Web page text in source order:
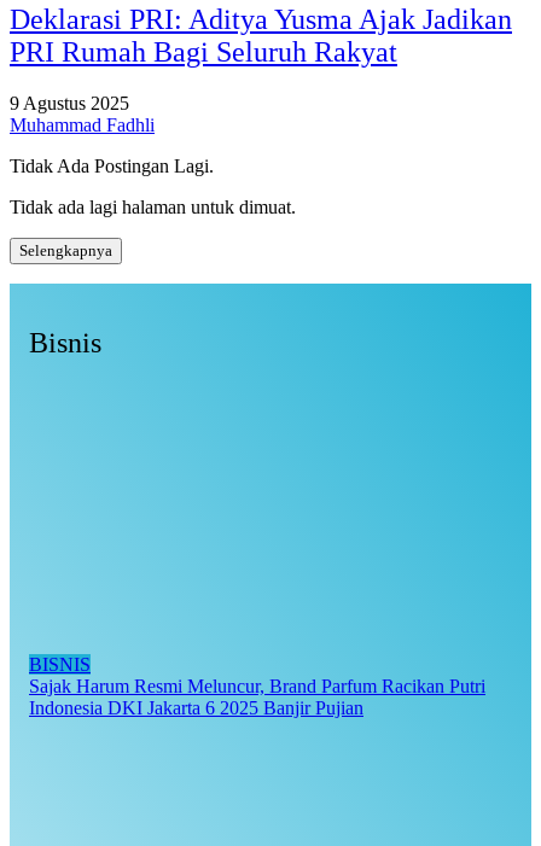
Deklarasi PRI: Aditya Yusma Ajak Jadikan
PRI Rumah Bagi Seluruh Rakyat
9 Agustus 2025
Muhammad Fadhli
Tidak Ada Postingan Lagi.
Tidak ada lagi halaman untuk dimuat.
Selengkapnya
Bisnis
BISNIS
Sajak Harum Resmi Meluncur, Brand Parfum Racikan Putri
Indonesia DKI Jakarta 6 2025 Banjir Pujian